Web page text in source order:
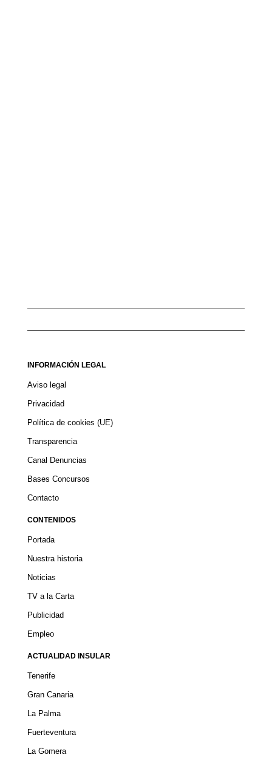
INFORMACIÓN LEGAL
Aviso legal
Privacidad
Política de cookies (UE)
Transparencia
Canal Denuncias
Bases Concursos
Contacto
CONTENIDOS
Portada
Nuestra historia
Noticias
TV a la Carta
Publicidad
Empleo
ACTUALIDAD INSULAR
Tenerife
Gran Canaria
La Palma
Fuerteventura
La Gomera